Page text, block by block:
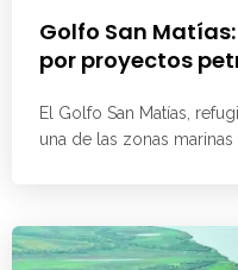
Golfo San
por proyectos
El Golfo San Matías,
una de las zonas